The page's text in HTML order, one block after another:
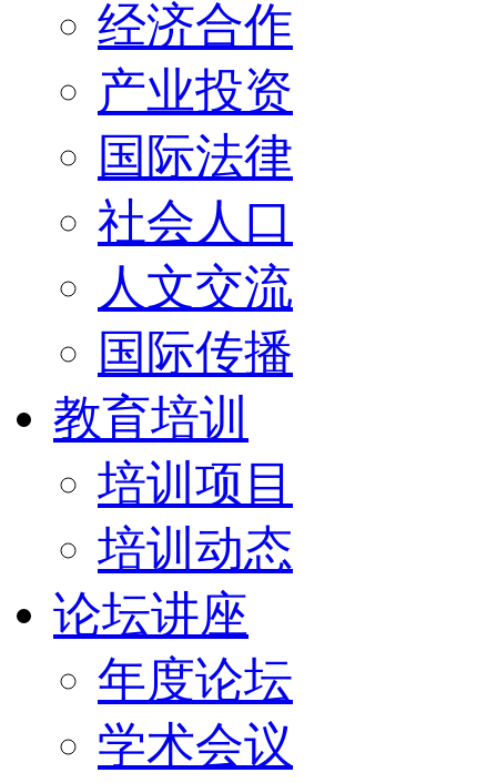
经济合作
产业投资
国际法律
社会人口
人文交流
国际传播
教育培训
培训项目
培训动态
论坛讲座
年度论坛
学术会议